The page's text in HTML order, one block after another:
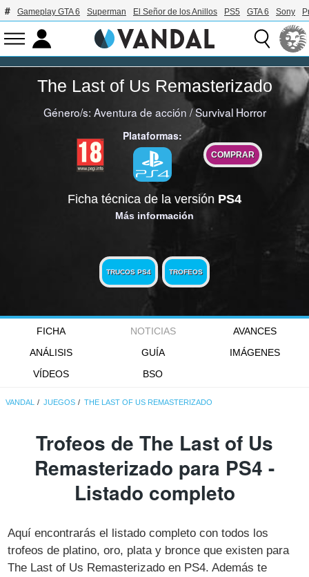
Gameplay GTA 6 Superman El Señor de los Anillos PS5 GTA 6 Sony
The Last of Us Remasterizado
Género/s: Aventura de acción /Survival Horror
Plataformas:
COMPRAR
Ficha técnica de la versión PS4
Más información
TRUCOS PS4 TROFEOS
FICHA NOTICIAS
AVANCES
ANÁLISIS
GUÍA
IMÁGENES
VÍDEOS
BSO
VANDAL JUEGOS THE LAST OF US REMASTERIZADO
Trofeos de The Last of Us
Remasterizado para PS4 -
Listado completo
Aquí encontrarás el listado completo con todos los
trofeos de platino, oro, plata y bronce que existen para
The Last of Us Remasterizado en PS4. Además te